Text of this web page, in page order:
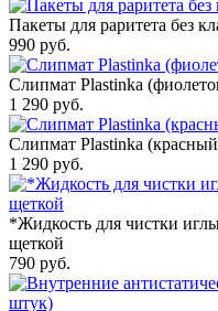
Пакеты для раритета без
990 руб.
Слипмат Plastinka
1 290 руб.
Слипмат Plastinka
1 290 руб.
*Жидкость для чистки
щеткой
790 руб.